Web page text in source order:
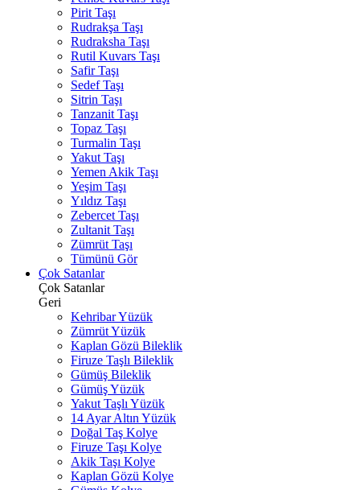
Pirit Taşı
Rudrakşa Taşı
Rudraksha Taşı
Rutil Kuvars Taşı
Safir Taşı
Sedef Taşı
Sitrin Taşı
Tanzanit Taşı
Topaz Taşı
Turmalin Taşı
Yakut Taşı
Yemen Akik Taşı
Yeşim Taşı
Yıldız Taşı
Zebercet Taşı
Zultanit Taşı
Zümrüt Taşı
Tümünü Gör
Çok Satanlar
Çok Satanlar
Geri
Kehribar Yüzük
Zümrüt Yüzük
Kaplan Gözü Bileklik
Firuze Taşlı Bileklik
Gümüş Bileklik
Gümüş Yüzük
Yakut Taşlı Yüzük
14 Ayar Altın Yüzük
Doğal Taş Kolye
Firuze Taşı Kolye
Akik Taşı Kolye
Kaplan Gözü Kolye